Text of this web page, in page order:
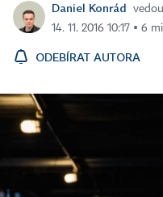
Daniel Konrád
14. 11. 2016 10:17 ▪ 6
ODEBÍRAT AUTORA